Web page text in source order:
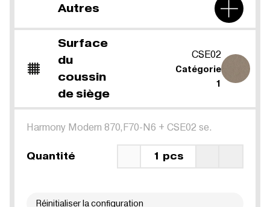
Autres
Surface
du
coussin
de siège
CSE02
Catégorie
1
Harmony Modern 870,F70-N6 + CSE02 se.
Quantité 1 pcs
Réinitialiser la configuration